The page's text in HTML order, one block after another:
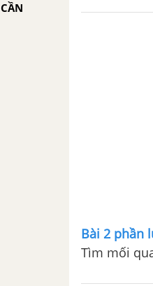
Bài 2 phần
Tìm mối